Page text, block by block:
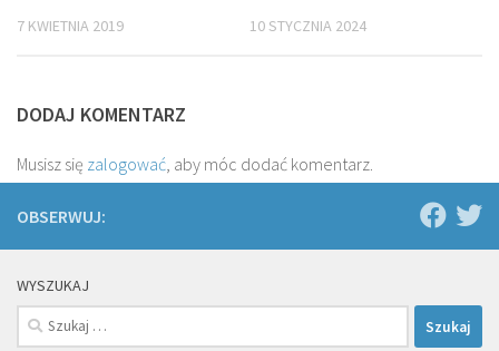
7 KWIETNIA 2019 10 STYCZNIA 2024
DODAJ KOMENTARZ
Musisz się zalogować, aby móc dodać komentarz.
OBSERWUJ:
WYSZUKAJ
Szukaj: